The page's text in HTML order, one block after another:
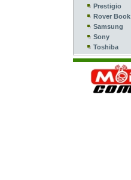
Prestigio
Rover Book
Samsung
Sony
Toshiba